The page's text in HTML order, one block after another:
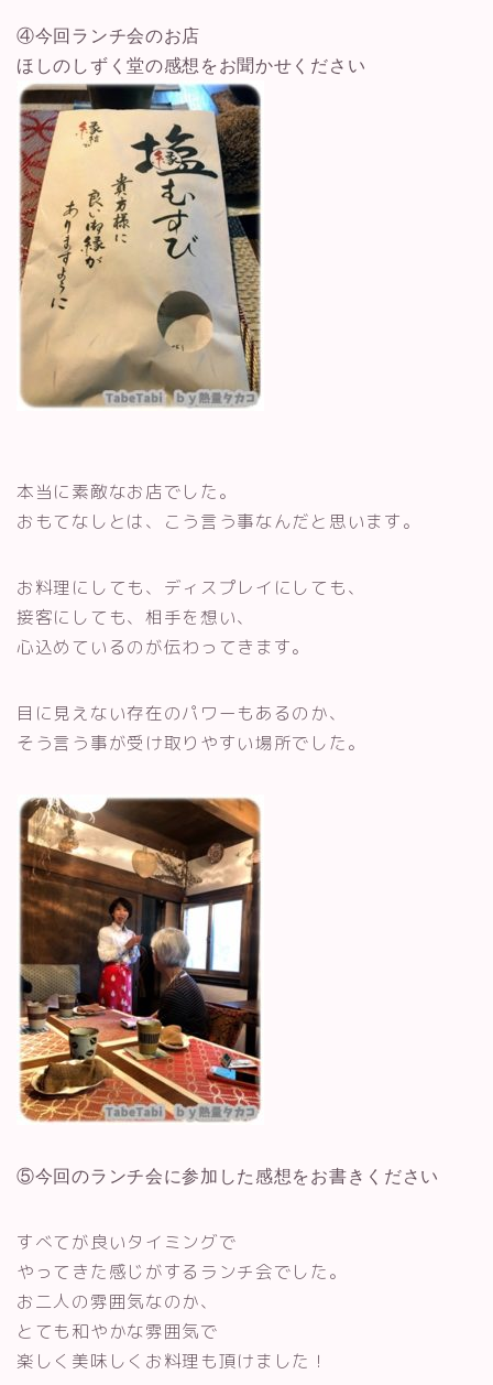
④今回ランチ会のお店
ほしのしずく堂の感想をお聞かせください
本当に素敵なお店でした。
おもてなしとは、こう言う事なんだと思います。
お料理にしても、ディスプレイにしても、
接客にしても、相手を想い、
心込めているのが伝わってきます。
目に見えない存在のパワーもあるのか、
そう言う事が受け取りやすい場所でした。
⑤今回のランチ会に参加した感想をお書きください
すべてが良いタイミングで
やってきた感じがするランチ会でした。
お二人の雰囲気なのか、
とても和やかな雰囲気で
楽しく美味しくお料理も頂けました！